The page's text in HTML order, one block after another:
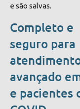
e são salvas.
Completo e
seguro para
avançado
e pacientes